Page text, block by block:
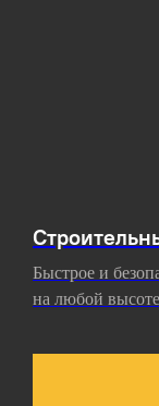
Быстрое и
на любой